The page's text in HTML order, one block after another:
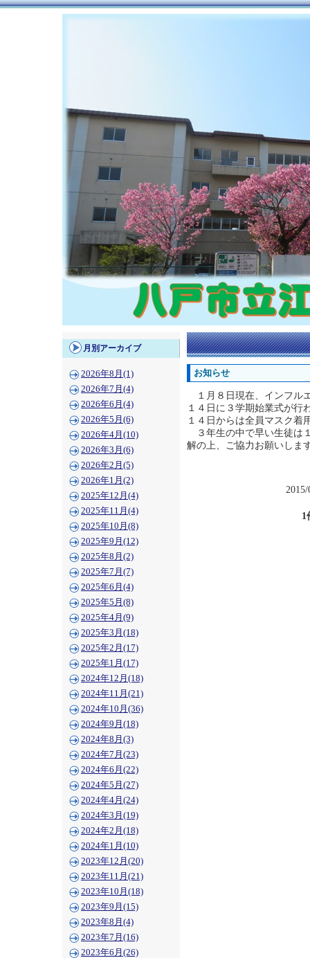
月別アーカイブ
2026年8月(1)
2026年7月(4)
2026年6月(4)
2026年5月(6)
2026年4月(10)
2026年3月(6)
2026年2月(5)
2026年1月(2)
2025年12月(4)
2025年11月(4)
2025年10月(8)
2025年9月(12)
2025年8月(2)
2025年7月(7)
2025年6月(4)
2025年5月(8)
2025年4月(9)
2025年3月(18)
2025年2月(17)
2025年1月(17)
2024年12月(18)
2024年11月(21)
2024年10月(36)
2024年9月(18)
2024年8月(3)
2024年7月(23)
2024年6月(22)
2024年5月(27)
2024年4月(24)
2024年3月(19)
2024年2月(18)
2024年1月(10)
2023年12月(20)
2023年11月(21)
2023年10月(18)
2023年9月(15)
2023年8月(4)
2023年7月(16)
2023年6月(26)
お知らせ
１月８日現在、インフル
１４日に３学期始業式が行
１４日からは全員マスク着
３年生の中で早い生徒は
解の上、ご協力お願いしま
1